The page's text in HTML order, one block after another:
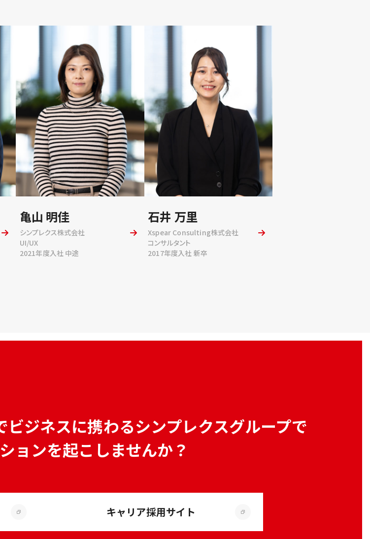
亀山 明佳
シンプレクス株式会社
UI/UX
2021年度入社 中途
石井 万里
Xspear Consulting株式会社
コンサルタント
2017年度入社 新卒
ビジネスに携わるシンプレクスグループで
ョンを起こしませんか？
キャリア採用サイト